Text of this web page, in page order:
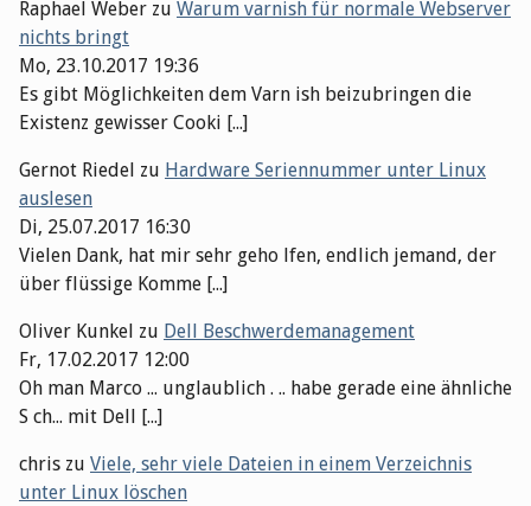
Raphael Weber zu Warum varnish für normale Webserver
nichts bringt
Mo, 23.10.2017 19:36
Es gibt Möglichkeiten dem Varn ish beizubringen die
Existenz gewisser Cooki [...]
Gernot Riedel zu Hardware Seriennummer unter Linux
auslesen
Di, 25.07.2017 16:30
Vielen Dank, hat mir sehr geho lfen, endlich jemand, der
über flüssige Komme [...]
Oliver Kunkel zu Dell Beschwerdemanagement
Fr, 17.02.2017 12:00
Oh man Marco ... unglaublich . .. habe gerade eine ähnliche
S ch... mit Dell [...]
chris zu Viele, sehr viele Dateien in einem Verzeichnis
unter Linux löschen